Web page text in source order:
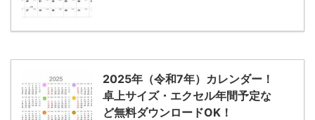
2025年（令和7年）カレンダー！
卓上サイズ・エクセル年間予定な
ど無料ダウンロードOK！